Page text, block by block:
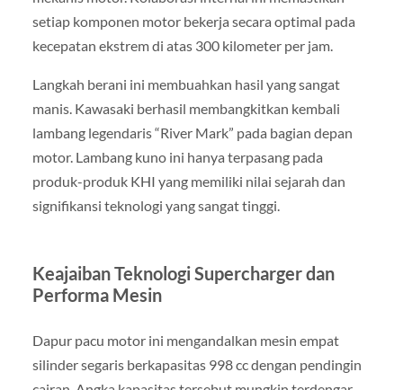
setiap komponen motor bekerja secara optimal pada
kecepatan ekstrem di atas 300 kilometer per jam.
Langkah berani ini membuahkan hasil yang sangat
manis. Kawasaki berhasil membangkitkan kembali
lambang legendaris “River Mark” pada bagian depan
motor. Lambang kuno ini hanya terpasang pada
produk-produk KHI yang memiliki nilai sejarah dan
signifikansi teknologi yang sangat tinggi.
Keajaiban Teknologi Supercharger dan
Performa Mesin
Dapur pacu motor ini mengandalkan mesin empat
silinder segaris berkapasitas 998 cc dengan pendingin